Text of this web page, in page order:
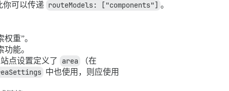
你可以传递 routeModels: ["components"] 。
重”。
能。
点设置定义了 area （在
中也使用，则应使用